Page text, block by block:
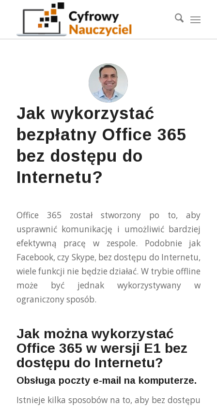
Jak wykorzystać
bezpłatny Office 365
bez dostępu do
Internetu?
Office 365 został stworzony po to, aby
usprawnić komunikację i umożliwić bardziej
efektywną pracę w zespole. Podobnie jak
Facebook, czy Skype, bez dostępu do Internetu,
wiele funkcji nie będzie działać. W trybie offline
może być jednak wykorzystywany w
ograniczony sposób.
Jak można wykorzystać
Office 365 w wersji E1 bez
dostępu do Internetu?
Obsługa poczty e-mail na komputerze.
Istnieje kilka sposobów na to, aby bez dostępu